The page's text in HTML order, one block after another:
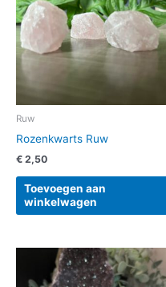
Ruw
Rozenkwarts Ruw
€ 2,50
Toevoegen aan
winkelwagen